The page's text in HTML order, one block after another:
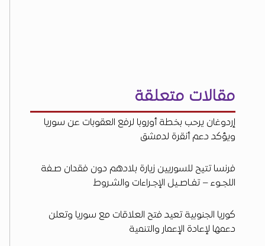
مقالات متعلقة
إردوغان يرحب بخطة أوروبا لرفع العقوبات عن سوريا
ويؤكد دعم أنقرة لدمشق
فرنسا تتيح للسوريين زيارة بلادهم دون فقدان صـفة
اللجـوء – تفـاصـيل الإجـراءات والشـروط
كوريا الجنوبية تعيد فتح العلاقات مع سوريا وتعلن
دعمها لإعادة الإعمار والتنمية